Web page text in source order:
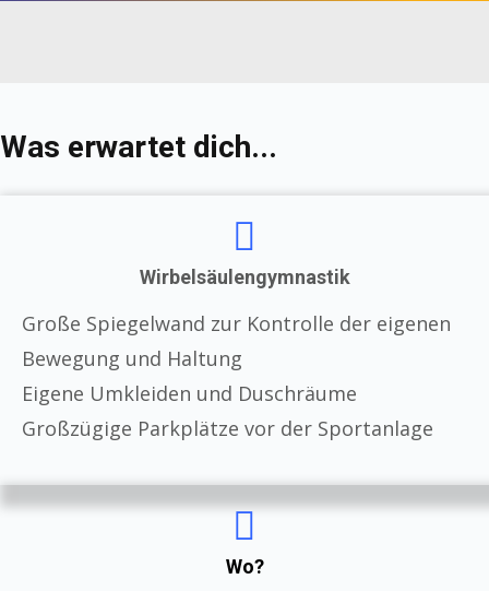
Was erwartet dich...
Wirbelsäulengymnastik
Große Spiegelwand zur Kontrolle der eigenen
Bewegung und Haltung
Eigene Umkleiden und Duschräume
Großzügige Parkplätze vor der Sportanlage
Wo?